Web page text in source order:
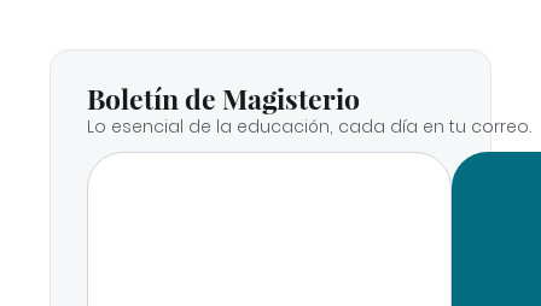
Boletín de Magisterio
Lo esencial de la educación, cada día en tu correo.